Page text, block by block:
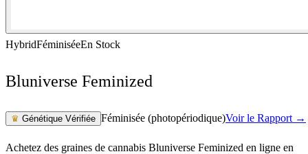
HybridFéminiséeEn Stock
Bluniverse Feminized
♛ Génétique Vérifiée Féminisée (photopériodique)Voir le Rapport →
Achetez des graines de cannabis Bluniverse Feminized en ligne en